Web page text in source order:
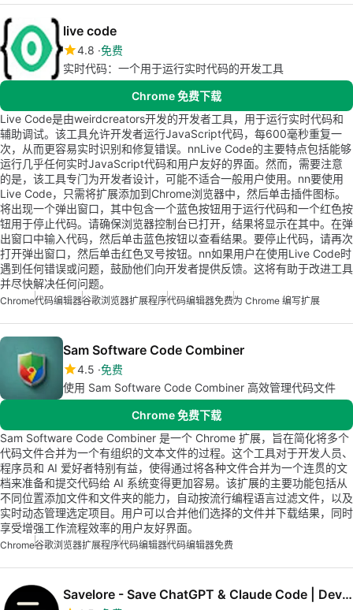
live code
4.8 免费
实时代码：一个用于运行实时代码的开发工具
Chrome 免费下载
Live Code是由weirdcreators开发的开发者工具，用于运行实时代码和
辅助调试。该工具允许开发者运行JavaScript代码，每600毫秒重复一
次，从而更容易实时识别和修复错误。nnLive Code的主要特点包括能够
运行几乎任何实时JavaScript代码和用户友好的界面。然而，需要注意
的是，该工具专门为开发者设计，可能不适合一般用户使用。nn要使用
Live Code，只需将扩展添加到Chrome浏览器中，然后单击插件图标。
将出现一个弹出窗口，其中包含一个蓝色按钮用于运行代码和一个红色按
钮用于停止代码。请确保浏览器控制台已打开，结果将显示在其中。在弹
出窗口中输入代码，然后单击蓝色按钮以查看结果。要停止代码，请再次
打开弹出窗口，然后单击红色叉号按钮。nn如果用户在使用Live Code时
遇到任何错误或问题，鼓励他们向开发者提供反馈。这将有助于改进工具
并尽快解决任何问题。
Chrome代码编辑器谷歌浏览器扩展程序代码编辑器免费为 Chrome 编写扩展
Sam Software Code Combiner
4.5 免费
使用 Sam Software Code Combiner 高效管理代码文件
Chrome 免费下载
Sam Software Code Combiner 是一个 Chrome 扩展，旨在简化将多个
代码文件合并为一个有组织的文本文件的过程。这个工具对于开发人员、
程序员和 AI 爱好者特别有益，使得通过将各种文件合并为一个连贯的文
档来准备和提交代码给 AI 系统变得更加容易。该扩展的主要功能包括从
不同位置添加文件和文件夹的能力，自动按流行编程语言过滤文件，以及
实时动态管理选定项目。用户可以合并他们选择的文件并下载结果，同时
享受增强工作流程效率的用户友好界面。
Chrome谷歌浏览器扩展程序代码编辑器代码编辑器免费
Savelore - Save ChatGPT & Claude Code | Developer AI Library